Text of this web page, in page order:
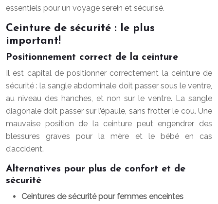
essentiels pour un voyage serein et sécurisé.
Ceinture de sécurité : le plus
important!
Positionnement correct de la ceinture
Il est capital de positionner correctement la ceinture de
sécurité : la sangle abdominale doit passer sous le ventre,
au niveau des hanches, et non sur le ventre. La sangle
diagonale doit passer sur l’épaule, sans frotter le cou. Une
mauvaise position de la ceinture peut engendrer des
blessures graves pour la mère et le bébé en cas
d’accident.
Alternatives pour plus de confort et de
sécurité
Ceintures de sécurité pour femmes enceintes